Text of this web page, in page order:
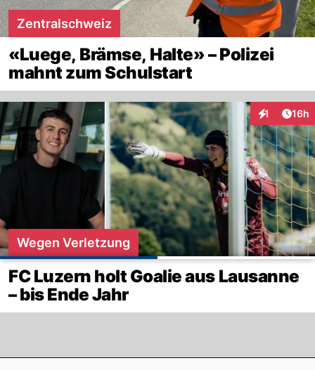
Zentralschweiz
«Luege, Brämse, Halte» – Polizei
mahnt zum Schulstart
1 16h
Wegen Verletzung
FC Luzern holt Goalie aus Lausanne
– bis Ende Jahr